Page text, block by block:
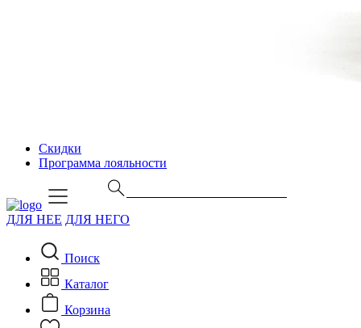
Скидки
Программа лояльности
ДЛЯ НЕЕ ДЛЯ НЕГО
Поиск
Каталог
Корзина